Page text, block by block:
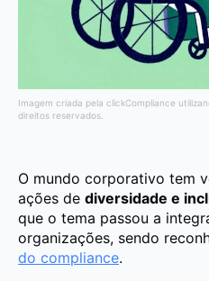
Imagem criada pela clickCompliance
direitos reservados.
O mundo corporativo tem
ações de diversidade e
que o tema passou a
organizações, sendo
do compliance.